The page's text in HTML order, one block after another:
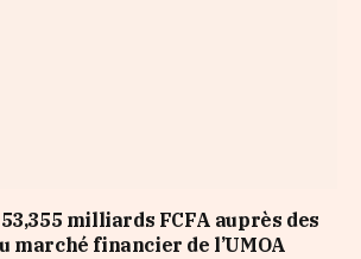
milliards FCFA auprès des
marché financier de l’UMOA